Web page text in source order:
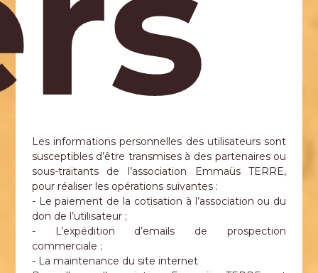
Les informations personnelles des utilisateurs sont
susceptibles d’être transmises à des partenaires ou
sous-traitants de l’association Emmaüs TERRE,
pour réaliser les opérations suivantes :
- Le paiement de la cotisation à l’association ou du
don de l’utilisateur ;
- L’expédition d’emails de prospection
commerciale ;
- La maintenance du site internet